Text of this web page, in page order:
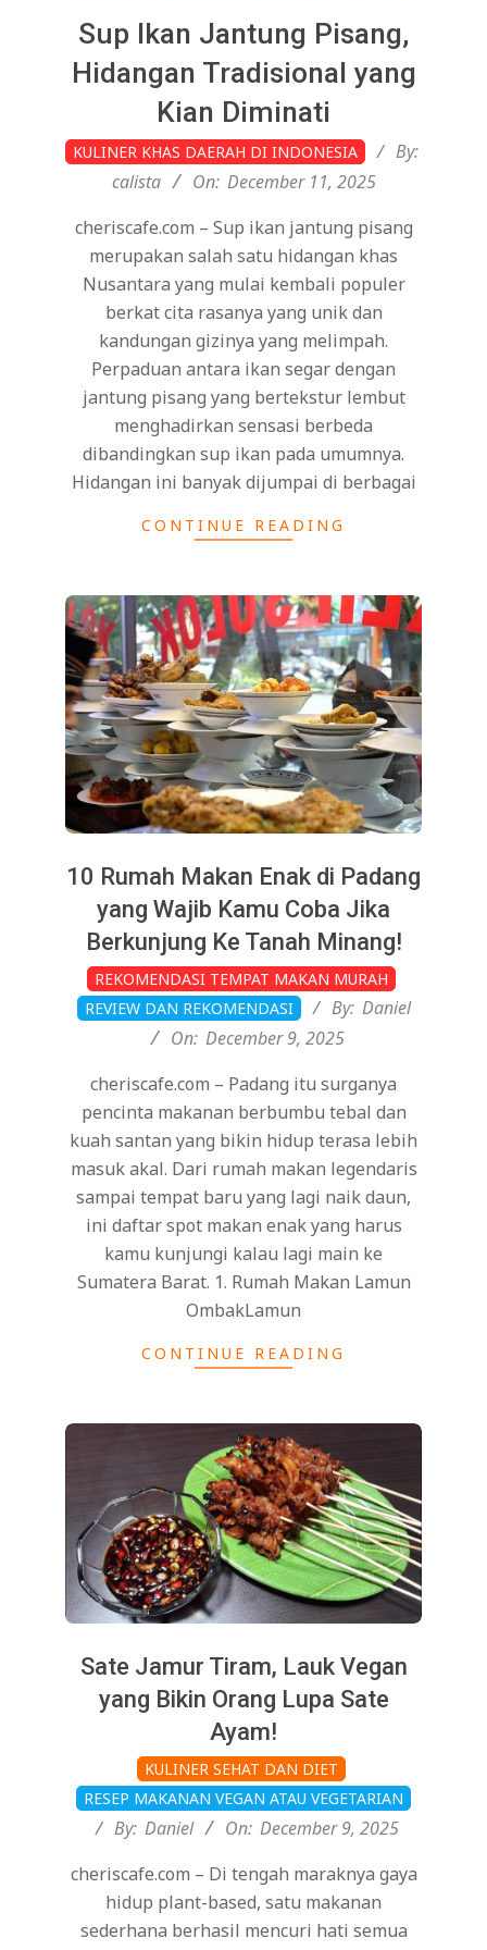
Sup Ikan Jantung Pisang,
Hidangan Tradisional yang
Kian Diminati
2025-
KULINER KHAS DAERAH DI INDONESIA
By:
calista
On: December 11, 2025
cheriscafe.com – Sup ikan jantung pisang
merupakan salah satu hidangan khas
Nusantara yang mulai kembali populer
berkat cita rasanya yang unik dan
kandungan gizinya yang melimpah.
Perpaduan antara ikan segar dengan
jantung pisang yang bertekstur lembut
menghadirkan sensasi berbeda
dibandingkan sup ikan pada umumnya.
Hidangan ini banyak dijumpai di berbagai
CONTINUE READING
10 Rumah Makan Enak di Padang
yang Wajib Kamu Coba Jika
Berkunjung Ke Tanah Minang!
2025-
12-
09
REKOMENDASI TEMPAT MAKAN MURAH
REVIEW DAN REKOMENDASI
By: Daniel
On: December 9, 2025
cheriscafe.com – Padang itu surganya
pencinta makanan berbumbu tebal dan
kuah santan yang bikin hidup terasa lebih
masuk akal. Dari rumah makan legendaris
sampai tempat baru yang lagi naik daun,
ini daftar spot makan enak yang harus
kamu kunjungi kalau lagi main ke
Sumatera Barat. 1. Rumah Makan Lamun
OmbakLamun
CONTINUE READING
Sate Jamur Tiram, Lauk Vegan
yang Bikin Orang Lupa Sate
Ayam!
12-
09
KULINER SEHAT DAN DIET
RESEP MAKANAN VEGAN ATAU VEGETARIAN
By: Daniel On: December 9, 2025
cheriscafe.com – Di tengah maraknya gaya
hidup plant-based, satu makanan
sederhana berhasil mencuri hati semua